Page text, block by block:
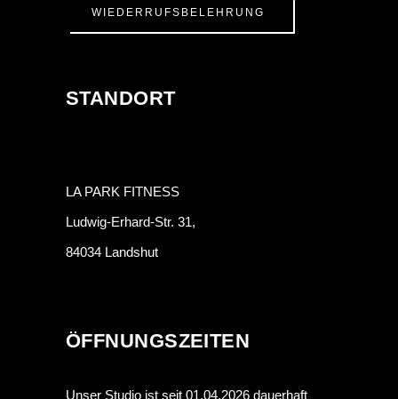
WIEDERRUFSBELEHRUNG
STANDORT
LA PARK FITNESS
Ludwig-Erhard-Str. 31,
84034 Landshut
ÖFFNUNGSZEITEN
Unser Studio ist seit 01.04.2026 dauerhaft